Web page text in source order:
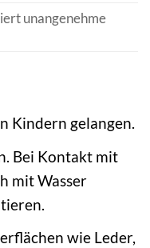
unangenehme
Kindern gelangen.
Bei Kontakt mit
mit Wasser
wie Leder,